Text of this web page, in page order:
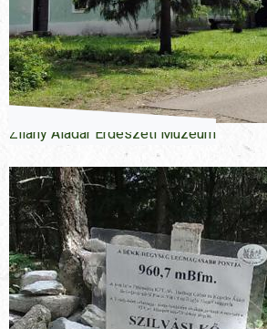
Zilahy Aladár Erdészeti Múzeum